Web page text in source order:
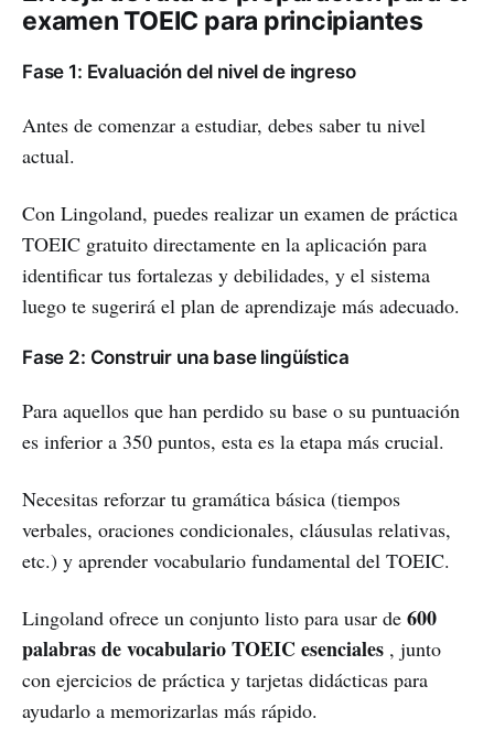
examen TOEIC para principiantes
Fase 1: Evaluación del nivel de ingreso
Antes de comenzar a estudiar, debes saber tu nivel
actual.
Con Lingoland, puedes realizar un examen de práctica
TOEIC gratuito directamente en la aplicación para
identificar tus fortalezas y debilidades, y el sistema
luego te sugerirá el plan de aprendizaje más adecuado.
Fase 2: Construir una base lingüística
Para aquellos que han perdido su base o su puntuación
es inferior a 350 puntos, esta es la etapa más crucial.
Necesitas reforzar tu gramática básica (tiempos
verbales, oraciones condicionales, cláusulas relativas,
etc.) y aprender vocabulario fundamental del TOEIC.
Lingoland ofrece un conjunto listo para usar de 600
palabras de vocabulario TOEIC esenciales , junto
con ejercicios de práctica y tarjetas didácticas para
ayudarlo a memorizarlas más rápido.